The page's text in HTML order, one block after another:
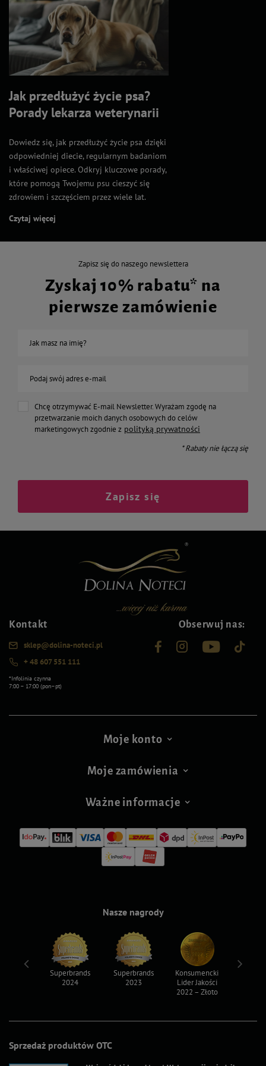
Jak przedłużyć życie psa?
Porady lekarza weterynarii
Dowiedz się, jak przedłużyć życie psa dzięki
odpowiedniej diecie, regularnym badaniom
i właściwej opiece. Odkryj kluczowe porady,
które pomogą Twojemu psu cieszyć się
zdrowiem i szczęściem przez wiele lat.
Czytaj więcej
Zapisz się do naszego newslettera
Zyskaj 10% rabatu* na
pierwsze zamówienie
Jak masz na imię?
Podaj swój adres e-mail
Chcę otrzymywać E-mail Newsletter. Wyrażam zgodę na
przetwarzanie moich danych osobowych do celów
marketingowych zgodnie z polityką prywatności
* Rabaty nie łączą się
Zapisz się
Kontakt
sklep@dolina-noteci.pl
+ 48 607 551 111
*Infolinia czynna
7:00 – 17:00 (pon–pt)
Obserwuj nas:
Moje konto
Moje zamówienia
Ważne informacje
Sprzedaż produktów OTC
Nasze nagrody
Superbrands
2024
Superbrands
2023
Konsumencki
Lider Jakości
2022 – Złoto